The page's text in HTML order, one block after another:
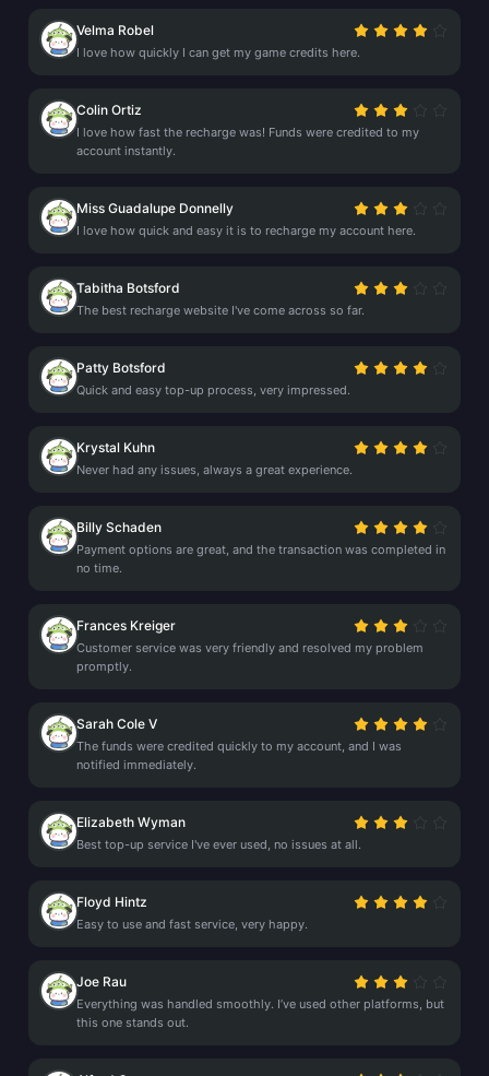
Velma Robel
I love how quickly I can get my game credits here.
Colin Ortiz
I love how fast the recharge was! Funds were credited to my
account instantly.
Miss Guadalupe Donnelly
I love how quick and easy it is to recharge my account here.
Tabitha Botsford
The best recharge website I've come across so far.
Patty Botsford
Quick and easy top-up process, very impressed.
Krystal Kuhn
Never had any issues, always a great experience.
Billy Schaden
Payment options are great, and the transaction was completed in
no time.
Frances Kreiger
Customer service was very friendly and resolved my problem
promptly.
Sarah Cole V
The funds were credited quickly to my account, and I was
notified immediately.
Elizabeth Wyman
Best top-up service I've ever used, no issues at all.
Floyd Hintz
Easy to use and fast service, very happy.
Joe Rau
Everything was handled smoothly. I’ve used other platforms, but
this one stands out.